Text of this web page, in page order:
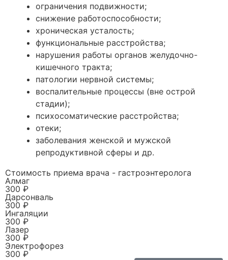
ограничения подвижности;
снижение работоспособности;
хроническая усталость;
функциональные расстройства;
нарушения работы органов желудочно-
кишечного тракта;
патологии нервной системы;
воспалительные процессы (вне острой
стадии);
психосоматические расстройства;
отеки;
заболевания женской и мужской
репродуктивной сферы и др.
Стоимость приема врача - гастроэнтеролога
Алмаг
300 ₽
Дарсонваль
300 ₽
Ингаляции
300 ₽
Лазер
300 ₽
Электрофорез
300 ₽